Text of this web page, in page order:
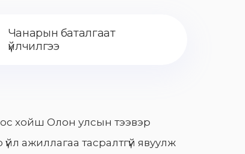
Чанарын баталгаат
үйлчилгээ
хойш Олон улсын тээвэр
ажиллагаа тасралтгүй явуулж